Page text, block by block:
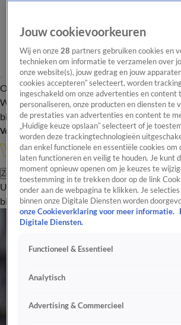
Overzicht Onze programma's Uitzendingen Onze
WandelgangenInterviewsUitzending
bijwonenPodcastShopVeelgestelde vragen
Volg Vandaag Inside
Zoeken
UitzendingenVandaag InsideDe
bijwonen
De Krantjes
De Krantjes: René van der Gijp vertelt op geheel eigen wijze
28 mei, 16:04
De Krantjes: René van der Gijp over Rico Verhoeven, Max
Jouw cookievoorkeuren
Wij en onze28 partners gebruiken cookies en
technieken om informatie te verzamelen over
onze website(s), jouw gedrag en jouw
cookies accepteren” selecteert, worden
ingeschakeld om onze advertenties en content
personaliseren, onze producten en diensten te
de prestaties van advertenties en content te
„Huidige keuze opslaan” selecteert of je
worden deze trackingtechnologieën
dan enkel functionele en essentiële cookies om
laten functioneren en veilig te houden. Je kunt
moment opnieuw openen om je keuzes te
toestemming in te trekken door op de link
onder aan de webpagina te klikken. Je selecties
binnen onze Digitale Diensten worden
onze Cookieverklaring voor meer informatie.
Digitale Diensten.
Functioneel & Essentieel
Analytisch
Advertising & Commercieel